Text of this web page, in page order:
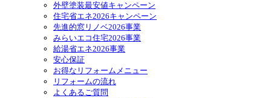
外壁塗装最安値キャンペーン
住宅省エネ2026キャンペーン
先進的窓リノベ2026事業
みらいエコ住宅2026事業
給湯省エネ2026事業
安心保証
お得なリフォームメニュー
リフォームの流れ
よくあるご質問